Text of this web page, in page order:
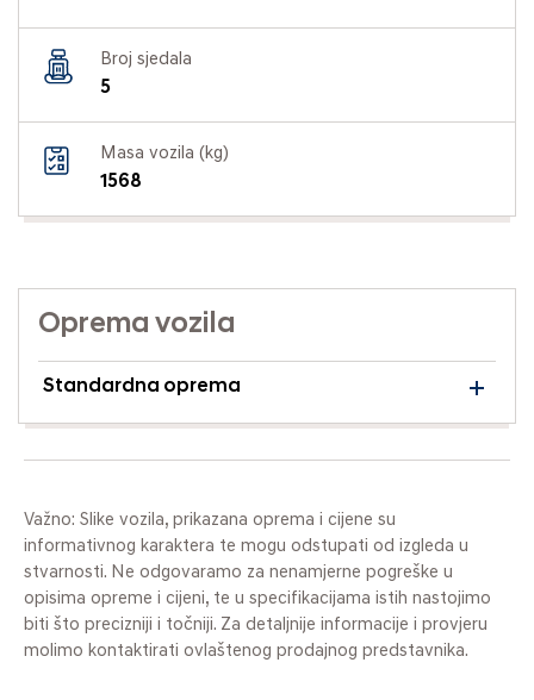
Broj sjedala
5
Masa vozila (kg)
1568
Oprema vozila
Standardna oprema
Važno: Slike vozila, prikazana oprema i cijene su
informativnog karaktera te mogu odstupati od izgleda u
stvarnosti. Ne odgovaramo za nenamjerne pogreške u
opisima opreme i cijeni, te u specifikacijama istih nastojimo
biti što precizniji i točniji. Za detaljnije informacije i provjeru
molimo kontaktirati ovlaštenog prodajnog predstavnika.